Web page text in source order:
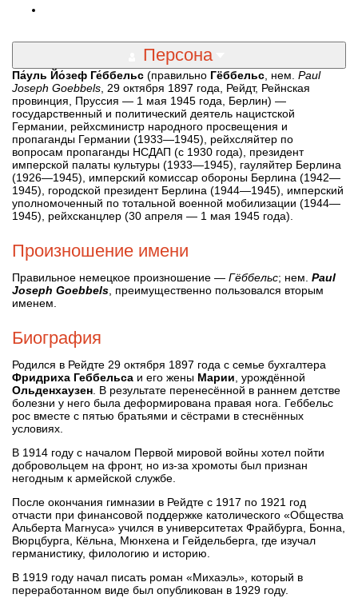
Персона
Па́уль Йо́зеф Ге́ббельс (правильно Гёббельс , нем. Paul
Joseph Goebbels , 29 октября 1897 года, Рейдт, Рейнская
провинция, Пруссия — 1 мая 1945 года, Берлин) —
государственный и политический деятель нацистской
Германии, рейхсминистр народного просвещения и
пропаганды Германии (1933—1945), рейхсляйтер по
вопросам пропаганды НСДАП (с 1930 года), президент
имперской палаты культуры (1933—1945), гауляйтер Берлина
(1926—1945), имперский комиссар обороны Берлина (1942—
1945), городской президент Берлина (1944—1945), имперский
уполномоченный по тотальной военной мобилизации (1944—
1945), рейхсканцлер (30 апреля — 1 мая 1945 года).
Произношение имени
Правильное немецкое произношение — Гёббельс; нем. Paul
Joseph Goebbels , преимущественно пользовался вторым
именем.
Биография
Родился в Рейдте 29 октября 1897 года с семье бухгалтера
Фридриха Геббельса и его жены Марии , урождённой
Ольденхаузен . В результате перенесённой в раннем детстве
болезни у него была деформирована правая нога. Геббельс
рос вместе с пятью братьями и сёстрами в стеснённых
условиях.
В 1914 году с началом Первой мировой войны хотел пойти
добровольцем на фронт, но из-за хромоты был признан
негодным к армейской службе.
После окончания гимназии в Рейдте с 1917 по 1921 год
отчасти при финансовой поддержке католического «Общества
Альберта Магнуса» учился в университетах Фрайбурга, Бонна,
Вюрцбурга, Кёльна, Мюнхена и Гейдельберга, где изучал
германистику, филологию и историю.
В 1919 году начал писать роман «Михаэль», который в
переработанном виде был опубликован в 1929 году.